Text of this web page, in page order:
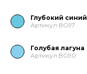
Глубокий синий
Артикул BG97
Голубая лагуна
Артикул BG90